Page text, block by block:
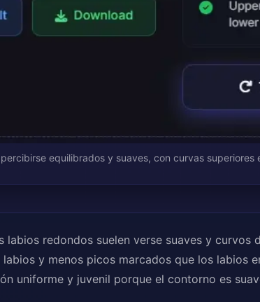
equilibrados y suaves, con curvas superiores
labios redondos suelen verse suaves y curvos
y menos picos marcados que los labios
uniforme y juvenil porque el contorno es